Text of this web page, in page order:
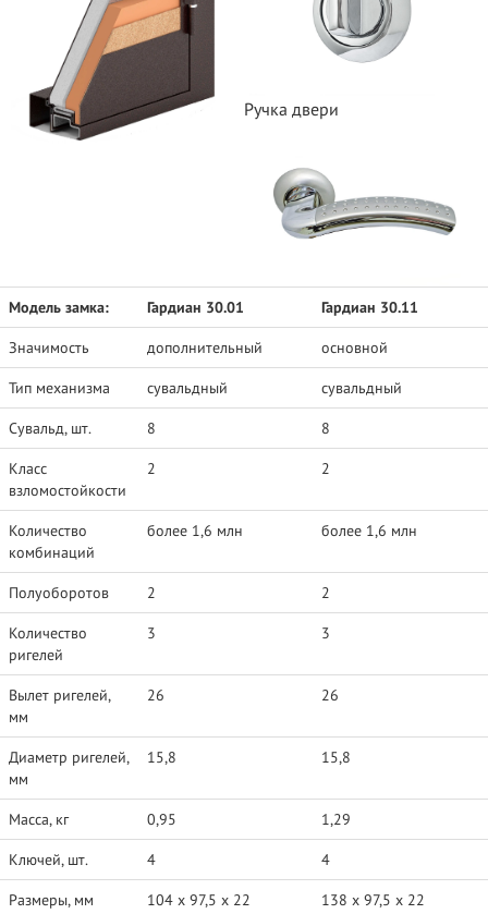
Ручка двери
Модель замка: Гардиан 30.01 Гардиан 30.11
Значимость дополнительный основной
Тип механизма сувальдный сувальдный
Сувальд, шт. 8 8
Класс
взломостойкости
2 2
Количество
комбинаций
более 1,6 млн более 1,6 млн
Полуоборотов 2 2
Количество
ригелей
3 3
Вылет ригелей,
мм
26 26
Диаметр ригелей,
мм
15,8 15,8
Масса, кг 0,95 1,29
Ключей, шт. 4 4
Размеры, мм 104 х 97,5 х 22 138 х 97,5 х 22